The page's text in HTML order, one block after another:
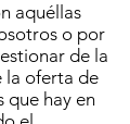
aquéllas
o por
de la
la oferta de
que hay en